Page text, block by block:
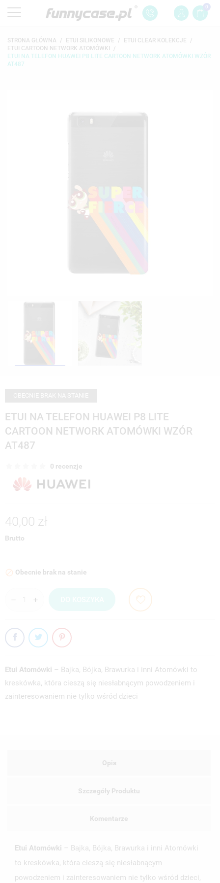
0
STRONA GŁÓWNA ETUI SILIKONOWE
ETUI CLEAR KOLEKCJE
ETUI CARTOON NETWORK ATOMÓWKI
ETUI NA TELEFON HUAWEI P8 LITE CARTOON NETWORK ATOMÓWKI WZÓR
AT487
ETUI NA TELEFON HUAWEI P8 LITE
CARTOON NETWORK ATOMÓWKI WZÓR
AT487
0 recenzje
40,00 zł
Brutto
 Obecnie brak na stanie
Etui Atomówki – Bajka, Bójka, Brawurka i inni Atomówki to
kreskówka, która cieszą się niesłabnącym powodzeniem i
zainteresowaniem nie tylko wśród dzieci
Opis
Szczegóły Produktu
Komentarze
Etui Atomówki – Bajka, Bójka, Brawurka i inni Atomówki
to kreskówka, która cieszą się niesłabnącym
powodzeniem i zainteresowaniem nie tylko wśród dzieci,